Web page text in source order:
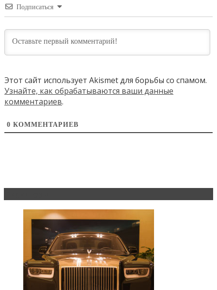
Подписаться
Этот сайт использует Akismet для борьбы со спамом.
Узнайте, как обрабатываются ваши данные
комментариев.
0 КОММЕНТАРИЕВ